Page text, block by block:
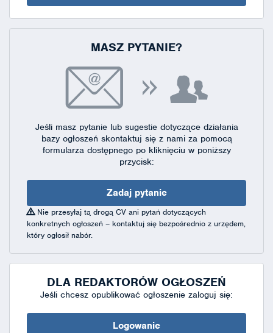
MASZ PYTANIE?
Jeśli masz pytanie lub sugestie dotyczące działania
bazy ogłoszeń skontaktuj się z nami za pomocą
formularza dostępnegopo kliknięciu w poniższy
przycisk:
Zadaj pytanie
Nie przesyłaj tą drogą CV ani pytań dotyczących
konkretnych ogłoszeń – kontaktuj się bezpośrednio z urzędem,
który ogłosił nabór.
DLA REDAKTORÓW OGŁOSZEŃ
Jeśli chcesz opublikować ogłoszenie zaloguj się:
Logowanie